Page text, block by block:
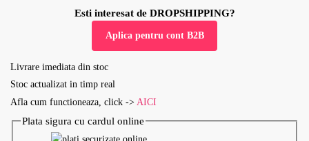
Esti interesat de DROPSHIPPING?
Aplica pentru cont B2B
Livrare imediata din stoc
Stoc actualizat in timp real
Afla cum functioneaza, click -> AICI
Plata sigura cu cardul online